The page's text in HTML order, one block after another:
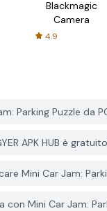
Blackmagic
Camera
4.9
Parking Puzzle da
APK HUB è
Mini Car Jam:
Mini Car Jam: